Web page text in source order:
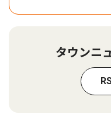
タウンニ